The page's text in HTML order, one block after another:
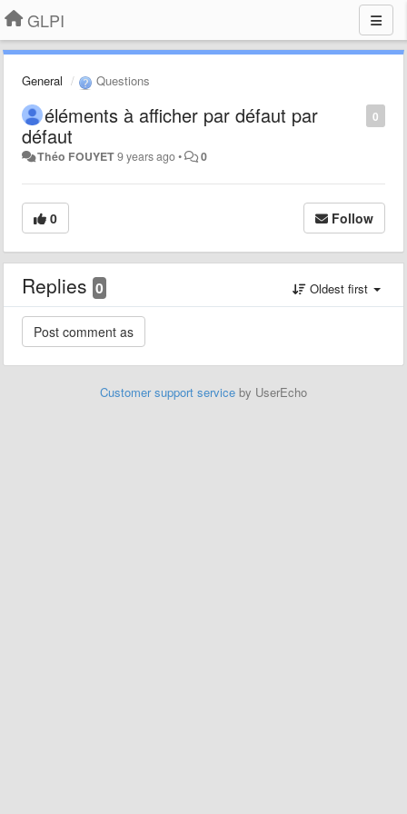
GLPI
General Questions
0
éléments à afficher par défaut par
défaut
Théo FOUYET9 years ago• 0
0 Follow
Replies 0 Oldest first
Customer support service by UserEcho